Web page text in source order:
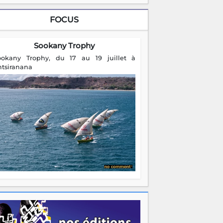
FOCUS
Sookany Trophy
Trophy, du 17 au 19 juillet à